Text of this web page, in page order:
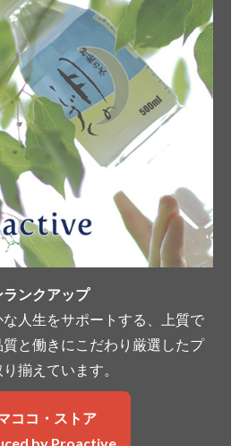
ンクアップ
人生をサポートする、上質で
と働きにこだわり厳選したプ
揃えています。
ココ・ストア